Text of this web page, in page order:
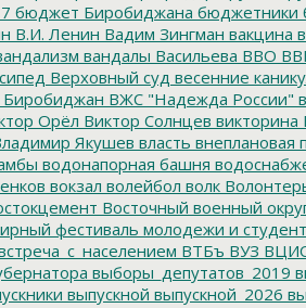
бюджет Биробиджана бюджетники
В.И. Ленин Вадим Зингман вакцина
вандалы Васильева ВВО
Верховный суд весенние
ВЖС "Надежда России"
Орёл Виктор Солнцев викторина
Якушев власть внеплановая
водонапорная башня
вокзал волейбол волк
Восточный военный
фестиваль молодежи и
ВТБъ ВУЗ
выборы_депутатов_2019
выпускной выпускной_2026